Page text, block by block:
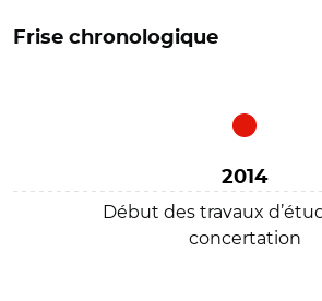
Frise chronologique
2014
Début des travaux
concertation